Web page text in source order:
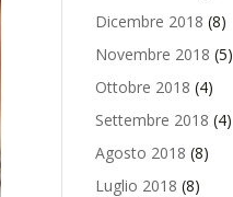
Dicembre 2018 (8)
Novembre 2018 (5)
Ottobre 2018 (4)
Settembre 2018 (4)
Agosto 2018 (8)
Luglio 2018 (8)